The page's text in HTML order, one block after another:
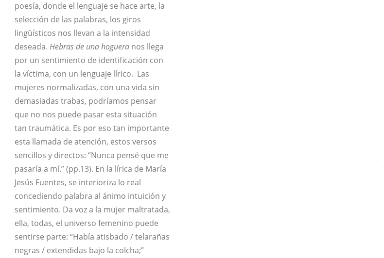
poesía, donde el lenguaje se hace arte, la
selección de las palabras, los giros
lingüísticos nos llevan a la intensidad
deseada. Hebras de una hoguera nos llega
por un sentimiento de identificación con
la víctima, con un lenguaje lírico. Las
mujeres normalizadas, con una vida sin
demasiadas trabas, podríamos pensar
que no nos puede pasar esta situación
tan traumática. Es por eso tan importante
esta llamada de atención, estos versos
sencillos y directos: “Nunca pensé que me
pasaría a mí.” (pp.13). En la lírica de María
Jesús Fuentes, se interioriza lo real
concediendo palabra al ánimo intuición y
sentimiento. Da voz a la mujer maltratada,
ella, todas, el universo femenino puede
sentirse parte: “Había atisbado / telarañas
negras / extendidas bajo la colcha;”